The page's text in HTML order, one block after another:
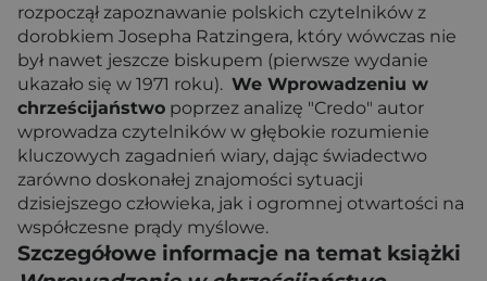
rozpoczął zapoznawanie polskich czytelników z
dorobkiem Josepha Ratzingera, który wówczas nie
był nawet jeszcze biskupem (pierwsze wydanie
ukazało się w 1971 roku). We Wprowadzeniu w
chrześcijaństwo poprzez analizę "Credo" autor
wprowadza czytelników w głębokie rozumienie
kluczowych zagadnień wiary, dając świadectwo
zarówno doskonałej znajomości sytuacji
dzisiejszego człowieka, jak i ogromnej otwartości na
współczesne prądy myślowe.
Szczegółowe informacje na temat książki